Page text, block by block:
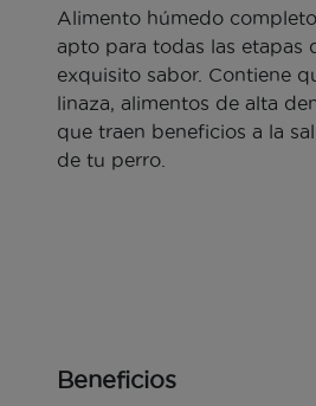
Alimento húmedo
apto para todas las etapas
exquisito sabor. Contiene
linaza, alimentos de alta
que traen beneficios a la
de tu perro.
Beneficios